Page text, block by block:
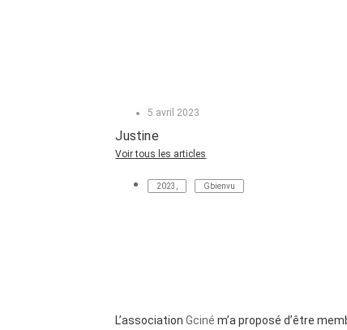
5 avril 2023
Justine
Voir tous les articles
2023 Gbienvu
L’associationGciné m’a proposé d’être